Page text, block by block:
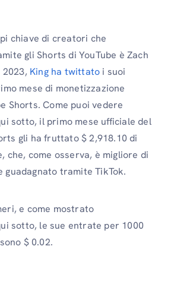
chiave di creatori che
gli Shorts di YouTube è Zach
2023, King ha twittato i suoi
mese di monetizzazione
Shorts. Come puoi vedere
sotto, il primo mese ufficiale del
gli ha fruttato $ 2,918.10 di
che, come osserva, è migliore di
guadagnato tramite TikTok.
e come mostrato
sotto, le sue entrate per 1000
$ 0.02.